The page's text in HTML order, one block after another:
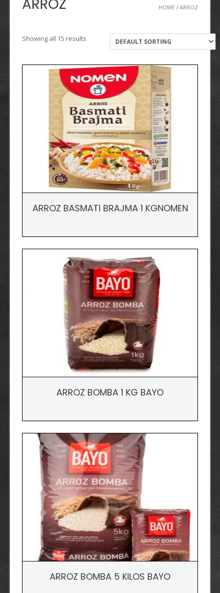
HOME / ARROZ
ARROZ
Showing all 15 results
ARROZ BASMATI BRAJMA 1 KGNOMEN
ARROZ BOMBA 1 KG BAYO
ARROZ BOMBA 5 KILOS BAYO